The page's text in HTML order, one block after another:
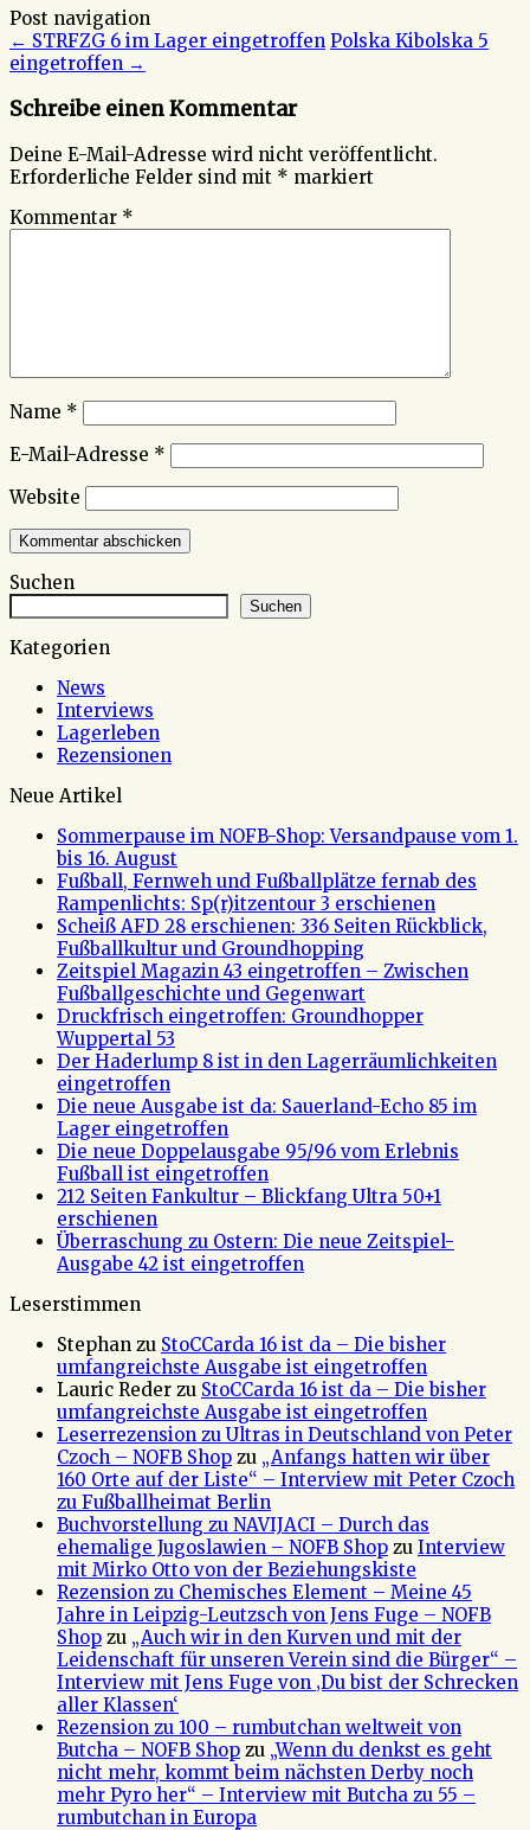
Post navigation
← STRFZG 6 im Lager eingetroffen Polska Kibolska 5
eingetroffen →
Schreibe einen Kommentar
Deine E-Mail-Adresse wird nicht veröffentlicht.
Erforderliche Felder sind mit * markiert
Kommentar *
Name *
E-Mail-Adresse *
Website
Suchen
Suchen
Kategorien
News
Interviews
Lagerleben
Rezensionen
Neue Artikel
Sommerpause im NOFB-Shop: Versandpause vom 1.
bis 16. August
Fußball, Fernweh und Fußballplätze fernab des
Rampenlichts: Sp(r)itzentour 3 erschienen
Scheiß AFD 28 erschienen: 336 Seiten Rückblick,
Fußballkultur und Groundhopping
Zeitspiel Magazin 43 eingetroffen – Zwischen
Fußballgeschichte und Gegenwart
Druckfrisch eingetroffen: Groundhopper
Wuppertal 53
Der Haderlump 8 ist in den Lagerräumlichkeiten
eingetroffen
Die neue Ausgabe ist da: Sauerland-Echo 85 im
Lager eingetroffen
Die neue Doppelausgabe 95/96 vom Erlebnis
Fußball ist eingetroffen
212 Seiten Fankultur – Blickfang Ultra 50+1
erschienen
Überraschung zu Ostern: Die neue Zeitspiel-
Ausgabe 42 ist eingetroffen
Leserstimmen
Stephan zu StoCCarda 16 ist da – Die bisher
umfangreichste Ausgabe ist eingetroffen
Lauric Reder zu StoCCarda 16 ist da – Die bisher
umfangreichste Ausgabe ist eingetroffen
Leserrezension zu Ultras in Deutschland von Peter
Czoch – NOFB Shop zu „Anfangs hatten wir über
160 Orte auf der Liste“ – Interview mit Peter Czoch
zu Fußballheimat Berlin
Buchvorstellung zu NAVIJACI – Durch das
ehemalige Jugoslawien – NOFB Shop zu Interview
mit Mirko Otto von der Beziehungskiste
Rezension zu Chemisches Element – Meine 45
Jahre in Leipzig-Leutzsch von Jens Fuge – NOFB
Shop zu „Auch wir in den Kurven und mit der
Leidenschaft für unseren Verein sind die Bürger“ –
Interview mit Jens Fuge von ‚Du bist der Schrecken
aller Klassen‘
Rezension zu 100 – rumbutchan weltweit von
Butcha – NOFB Shop zu „Wenn du denkst es geht
nicht mehr, kommt beim nächsten Derby noch
mehr Pyro her“ – Interview mit Butcha zu 55 –
rumbutchan in Europa